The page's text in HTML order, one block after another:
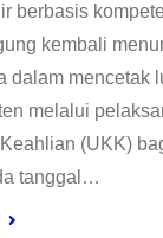
berbasis
kembali
dalam mencetak
melalui
(UKK)
tanggal…